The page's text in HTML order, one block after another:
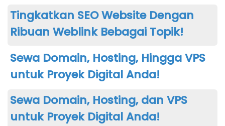
Tingkatkan SEO Website Dengan
Ribuan Weblink Bebagai Topik!
Sewa Domain, Hosting, Hingga VPS
untuk Proyek Digital Anda!
Sewa Domain, Hosting, dan VPS
untuk Proyek Digital Anda!